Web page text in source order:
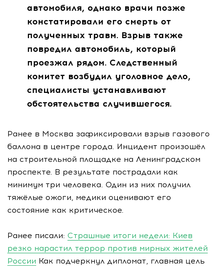
автомобиля, однако врачи позже
констатировали его смерть от
полученных травм. Взрыв также
повредил автомобиль, который
проезжал рядом. Следственный
комитет возбудил уголовное дело,
специалисты устанавливают
обстоятельства случившегося.
Ранее в Москва зафиксировали взрыв газового
баллона в центре города. Инцидент произошёл
на строительной площадке на Ленинградском
проспекте. В результате пострадали как
минимум три человека. Один из них получил
тяжёлые ожоги, медики оценивают его
состояние как критическое.
Ранее писали: Страшные итоги недели: Киев
резко нарастил террор против мирных жителей
России Как подчеркнул дипломат, главная цель